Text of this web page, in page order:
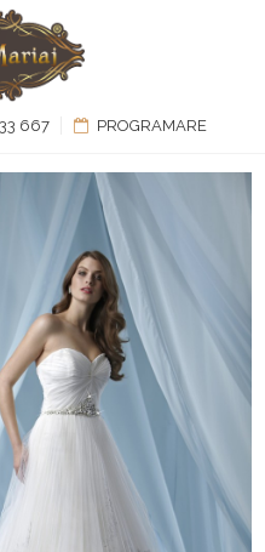
667 PROGRAMARE